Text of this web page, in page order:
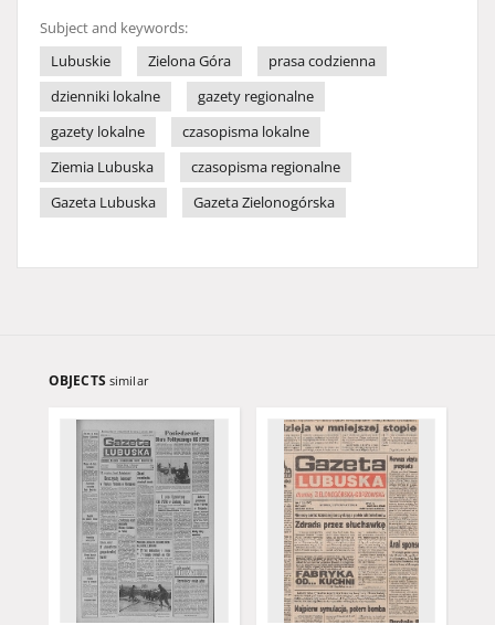
Subject and keywords:
Lubuskie
Zielona Góra
prasa codzienna
dzienniki lokalne
gazety regionalne
gazety lokalne
czasopisma lokalne
Ziemia Lubuska
czasopisma regionalne
Gazeta Lubuska
Gazeta Zielonogórska
OBJECTS similar